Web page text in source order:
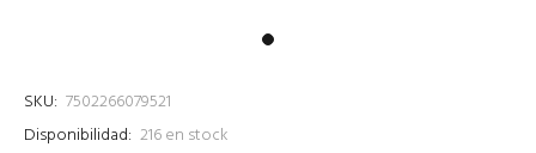
SKU: 7502266079521
Disponibilidad: 216en stock